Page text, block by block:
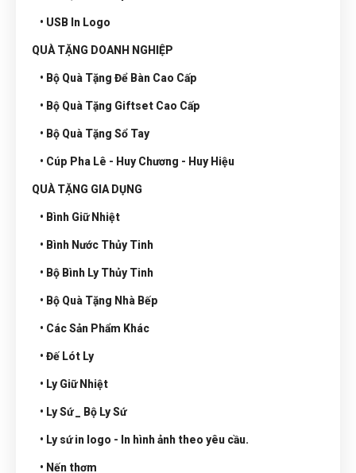
• USB In Logo
QUÀ TẶNG DOANH NGHIỆP
• Bộ Quà Tặng Để Bàn Cao Cấp
• Bộ Quà Tặng Giftset Cao Cấp
• Bộ Quà Tặng Sổ Tay
• Cúp Pha Lê - Huy Chương - Huy Hiệu
QUÀ TẶNG GIA DỤNG
• Bình Giữ Nhiệt
• Bình Nước Thủy Tinh
• Bộ Bình Ly Thủy Tinh
• Bộ Quà Tặng Nhà Bếp
• Các Sản Phẩm Khác
• Đế Lót Ly
• Ly Giữ Nhiệt
• Ly Sứ _ Bộ Ly Sứ
• Ly sứ in logo - In hình ảnh theo yêu cầu.
• Nến thơm